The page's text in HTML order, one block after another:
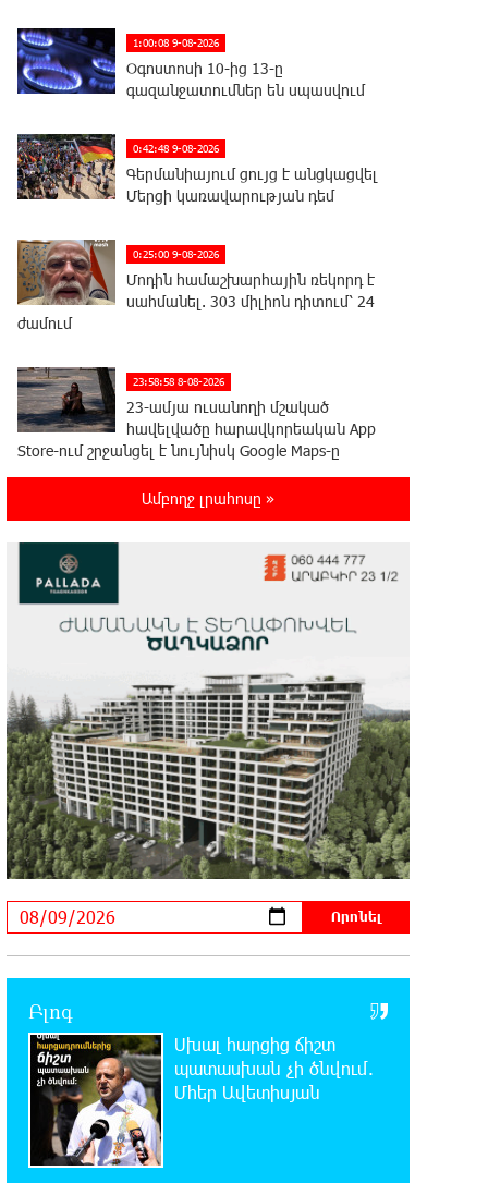
1:00:08 9-08-2026
Օգոստոսի 10-ից 13-ը
գազանջատումներ են սպասվում
0:42:48 9-08-2026
Գերմանիայում ցույց է անցկացվել
Մերցի կառավարության դեմ
0:25:00 9-08-2026
Մոդին համաշխարհային ռեկորդ է
սահմանել. 303 միլիոն դիտում՝ 24
ժամում
23:58:58 8-08-2026
23-ամյա ուսանողի մշակած
հավելվածը հարավկորեական App
Store-ում շրջանցել է նույնիսկ Google Maps-ը
23:39:22 8-08-2026
ոչնչացվել է ուկրաինական 360
անօդաչու թռչող սարք
23:20:45 8-08-2026
ին, 14-ին, 17-ին, 18-ին և 20-ին
հարյուրավոր հասցեներում լույս չի լինելու
23:01:57 8-08-2026
Ողբերգական դեպք՝ Երևանում․
Կիևյան կամրջի տակ
հայտնաբերվել է տղամարդու մարմին
Ադրբեջանի Սարով գյուղում տանը
18-ամյա աղջկա դի է
հայտնաբերվել
Հայհիդրոմետի տնօրենը գրել է
22:07:09 8-08-2026
Արտակարգ դեպք՝ Երևանում․
կոտրել են «Հույս բոլոր մարդկանց»
Ամբողջ լրահոսը »
Բլոգ
Սխալ հարցից ճիշտ
պատասխան չի ծնվում.
Մհեր Ավետիսյան